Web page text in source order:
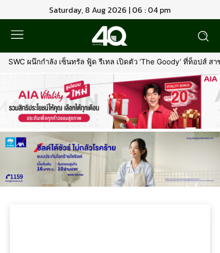
Saturday, 8 Aug 2026 | 06 : 04 pm
SWC ผนึกกำลัง เซ็นทรัล ฟู้ด รีเทล เปิดตัว ‘The Goody’ ที่ท็อปส์